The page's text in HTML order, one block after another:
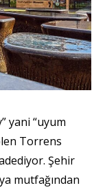
yani “uyum
Torrens
Şehir
mutfağından